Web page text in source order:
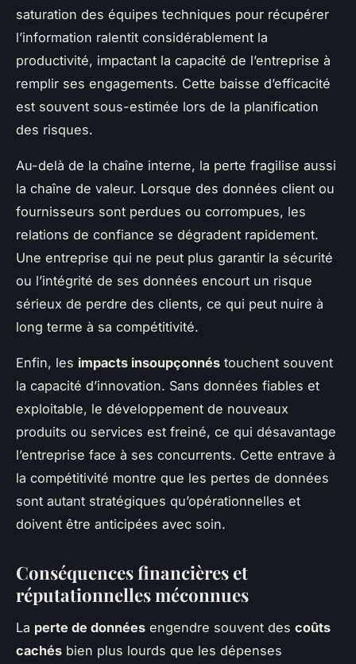
saturation des équipes techniques pour récupérer
l’information ralentit considérablement la
productivité, impactant la capacité de l’entreprise à
remplir ses engagements. Cette baisse d’efficacité
est souvent sous-estimée lors de la planification
des risques.
Au-delà de la chaîne interne, la perte fragilise aussi
la chaîne de valeur. Lorsque des données client ou
fournisseurs sont perdues ou corrompues, les
relations de confiance se dégradent rapidement.
Une entreprise qui ne peut plus garantir la sécurité
ou l’intégrité de ses données encourt un risque
sérieux de perdre des clients, ce qui peut nuire à
long terme à sa compétitivité.
Enfin, les impacts insoupçonnés touchent souvent
la capacité d’innovation. Sans données fiables et
exploitable, le développement de nouveaux
produits ou services est freiné, ce qui désavantage
l’entreprise face à ses concurrents. Cette entrave à
la compétitivité montre que les pertes de données
sont autant stratégiques qu’opérationnelles et
doivent être anticipées avec soin.
Conséquences financières et
réputationnelles méconnues
La perte de données engendre souvent des coûts
cachés bien plus lourds que les dépenses